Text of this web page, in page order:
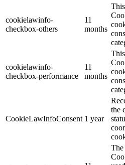
cookielawinfo-
checkbox-others
11
months
cookielawinfo-
checkbox-performance
11
months
CookieLawInfoConsent 1 year
the
The